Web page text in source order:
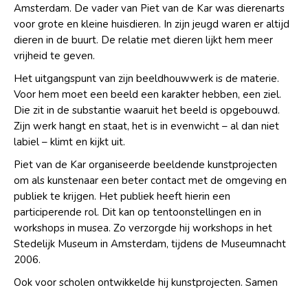
Amsterdam. De vader van Piet van de Kar was dierenarts
voor grote en kleine huisdieren. In zijn jeugd waren er altijd
dieren in de buurt. De relatie met dieren lijkt hem meer
vrijheid te geven.
Het uitgangspunt van zijn beeldhouwwerk is de materie.
Voor hem moet een beeld een karakter hebben, een ziel.
Die zit in de substantie waaruit het beeld is opgebouwd.
Zijn werk hangt en staat, het is in evenwicht – al dan niet
labiel – klimt en kijkt uit.
Piet van de Kar organiseerde beeldende kunstprojecten
om als kunstenaar een beter contact met de omgeving en
publiek te krijgen. Het publiek heeft hierin een
participerende rol. Dit kan op tentoonstellingen en in
workshops in musea. Zo verzorgde hij workshops in het
Stedelijk Museum in Amsterdam, tijdens de Museumnacht
2006.
Ook voor scholen ontwikkelde hij kunstprojecten. Samen